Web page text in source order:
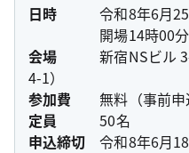
日時 令和8年6月25
開場14時00分／
会場 新宿NSビル 3-
4-1）
参加費 無料（事前申
定員 50名
申込締切 令和8年6月18